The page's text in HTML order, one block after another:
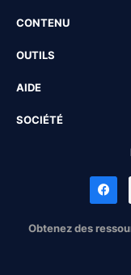
CONTENU
OUTILS
AIDE
SOCIÉTÉ
Obtenez des